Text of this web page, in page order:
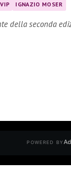
IGNAZIO MOSER
della seconda
POWERED BY